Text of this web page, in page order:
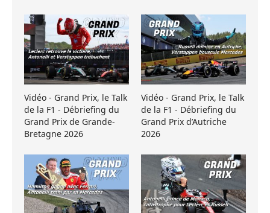
Vidéo - Grand Prix, le Talk
de la F1 - Débriefing du
Grand Prix de Grande-
Bretagne 2026
Vidéo - Grand Prix, le Talk
de la F1 - Débriefing du
Grand Prix d’Autriche
2026